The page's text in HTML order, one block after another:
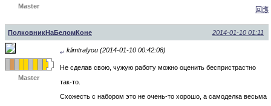
Master 回應
ПолковникНаБеломКоне 2014-01-10 01:11
Master
↵ klimtralyou (2014-01-10 00:42:08)
Не сделав свою, чужую работу можно оценить беспристрастно
так-то.
Схожесть с набором это не очень-то хорошо, а самоделка весьма